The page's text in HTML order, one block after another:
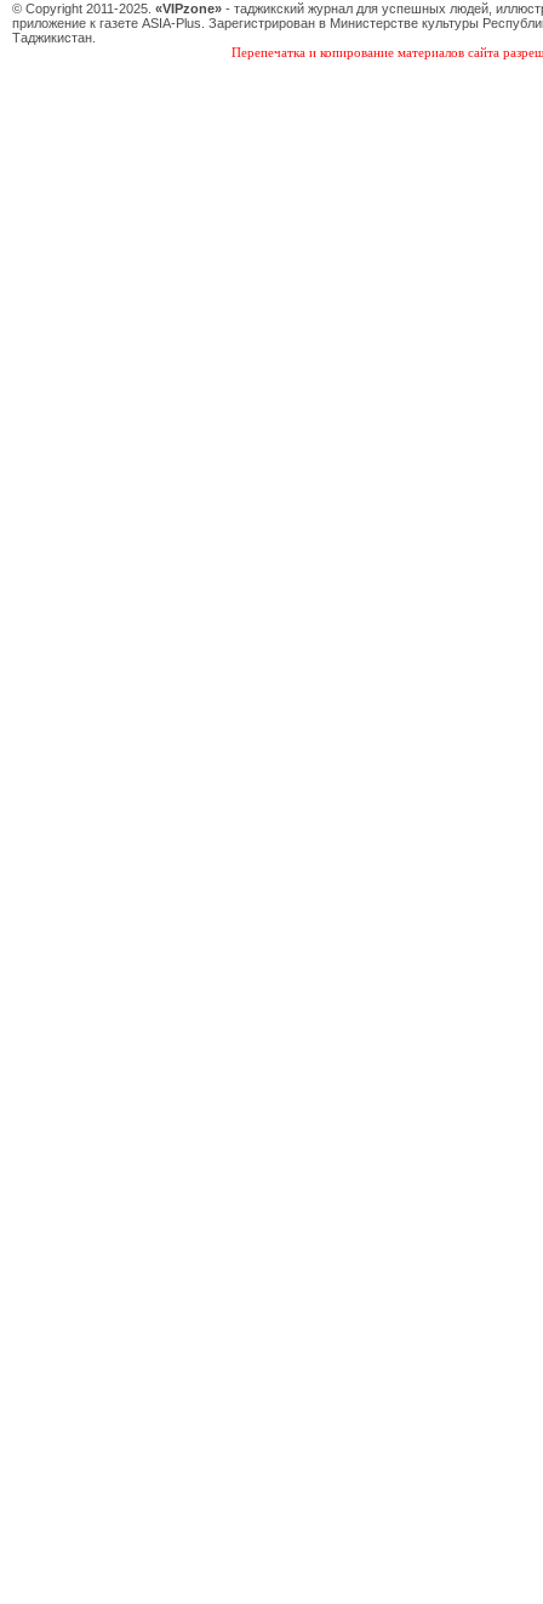
© Copyright 2011-2025. «VIPzone» - таджикский журнал для успешных людей,
приложение к газете ASIA-Plus. Зарегистрирован в Министерстве культуры
Таджикистан.
Перепечатка и копирование материалов сайта